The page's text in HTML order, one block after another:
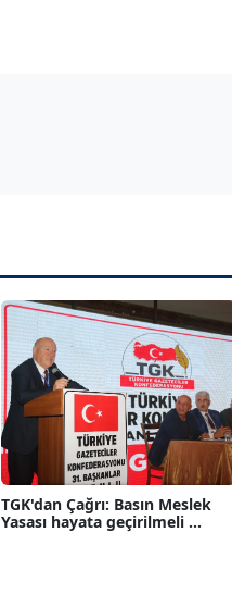
TGK'dan Çağrı: Basın Meslek
Yasası hayata geçirilmeli ...